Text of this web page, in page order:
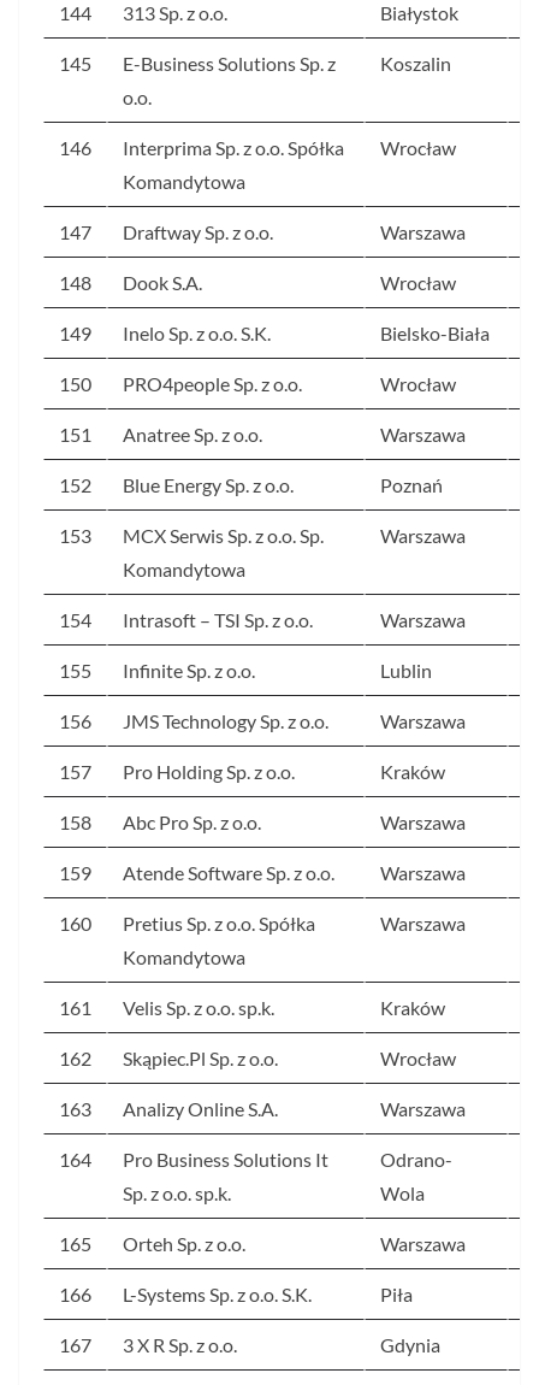
144 313 Sp. z o.o. Białystok
145
E-Business Solutions Sp. z
o.o.
Koszalin
146
Interprima Sp. z o.o. Spółka
Komandytowa
Wrocław
147 Draftway Sp. z o.o. Warszawa
148 Dook S.A. Wrocław
149 Inelo Sp. z o.o. S.K. Bielsko-Biała
150 PRO4people Sp. z o.o. Wrocław
151 Anatree Sp. z o.o. Warszawa
152 Blue Energy Sp. z o.o. Poznań
153
MCX Serwis Sp. z o.o. Sp.
Komandytowa
Warszawa
154 Intrasoft – TSI Sp. z o.o. Warszawa
155 Infinite Sp. z o.o. Lublin
156 JMS Technology Sp. z o.o. Warszawa
157 Pro Holding Sp. z o.o. Kraków
158 Abc Pro Sp. z o.o. Warszawa
159 Atende Software Sp. z o.o. Warszawa
160
Pretius Sp. z o.o. Spółka
Komandytowa
Warszawa
161 Velis Sp. z o.o. sp.k. Kraków
162 Skąpiec.Pl Sp. z o.o. Wrocław
163 Analizy Online S.A. Warszawa
164
Pro Business Solutions It
Sp. z o.o. sp.k.
Odrano-
Wola
165 Orteh Sp. z o.o. Warszawa
166 L-Systems Sp. z o.o. S.K. Piła
167 3 X R Sp. z o.o. Gdynia